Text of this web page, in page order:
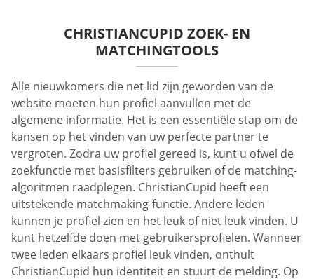
CHRISTIANCUPID ZOEK- EN
MATCHINGTOOLS
Alle nieuwkomers die net lid zijn geworden van de
website moeten hun profiel aanvullen met de
algemene informatie. Het is een essentiële stap om de
kansen op het vinden van uw perfecte partner te
vergroten. Zodra uw profiel gereed is, kunt u ofwel de
zoekfunctie met basisfilters gebruiken of de matching-
algoritmen raadplegen. ChristianCupid heeft een
uitstekende matchmaking-functie. Andere leden
kunnen je profiel zien en het leuk of niet leuk vinden. U
kunt hetzelfde doen met gebruikersprofielen. Wanneer
twee leden elkaars profiel leuk vinden, onthult
ChristianCupid hun identiteit en stuurt de melding. Op